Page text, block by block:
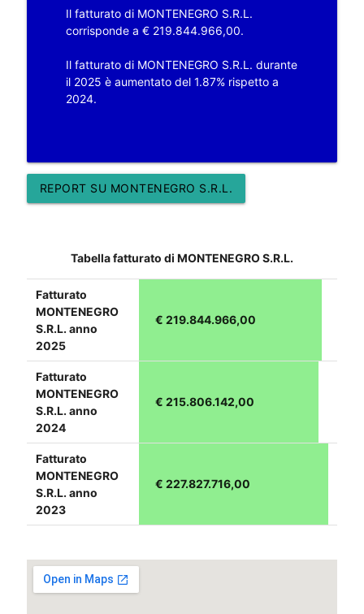
Il fatturato di MONTENEGRO S.R.L.
corrisponde a € 219.844.966,00.
Il fatturato di MONTENEGRO S.R.L. durante
il 2025 è aumentato del 1.87% rispetto a
2024.
REPORT SU MONTENEGRO S.R.L.
Tabella fatturato di MONTENEGRO S.R.L.
Fatturato
MONTENEGRO
S.R.L. anno
2025
€ 219.844.966,00
Fatturato
MONTENEGRO
S.R.L. anno
2024
€ 215.806.142,00
Fatturato
MONTENEGRO
S.R.L. anno
2023
€ 227.827.716,00